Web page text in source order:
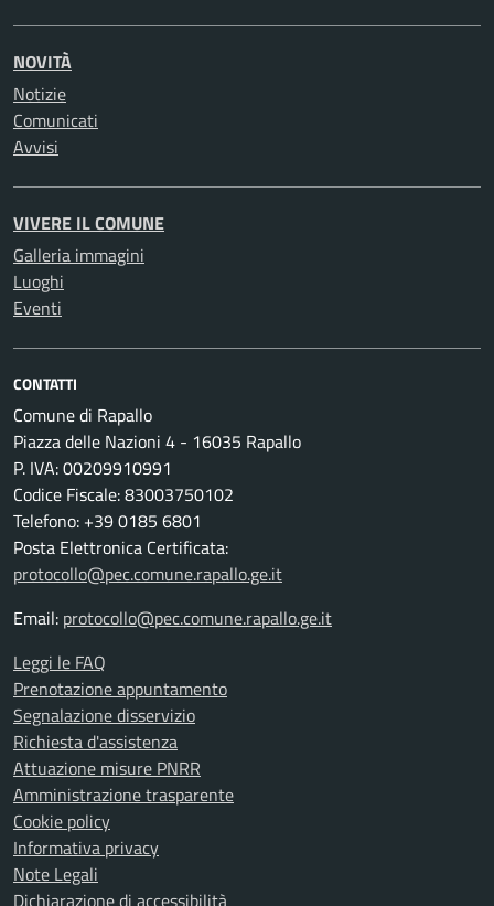
NOVITÀ
Notizie
Comunicati
Avvisi
VIVERE IL COMUNE
Galleria immagini
Luoghi
Eventi
CONTATTI
Comune di Rapallo
Piazza delle Nazioni 4 - 16035 Rapallo
P. IVA: 00209910991
Codice Fiscale: 83003750102
Telefono: +39 0185 6801
Posta Elettronica Certificata:
protocollo@pec.comune.rapallo.ge.it
Email: protocollo@pec.comune.rapallo.ge.it
Leggi le FAQ
Prenotazione appuntamento
Segnalazione disservizio
Richiesta d'assistenza
Attuazione misure PNRR
Amministrazione trasparente
Cookie policy
Informativa privacy
Note Legali
Dichiarazione di accessibilità